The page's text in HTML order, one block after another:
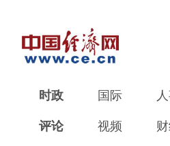
时政 国际
评论 视频